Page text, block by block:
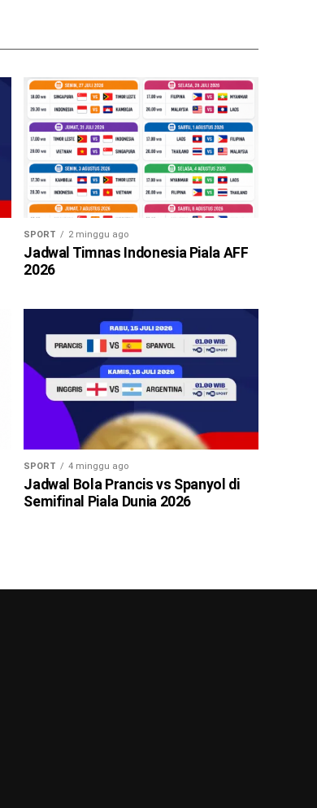
SPORT 2 minggu ago
Jadwal Timnas Indonesia Piala AFF
2026
SPORT 4 minggu ago
Jadwal Bola Prancis vs Spanyol di
Semifinal Piala Dunia 2026